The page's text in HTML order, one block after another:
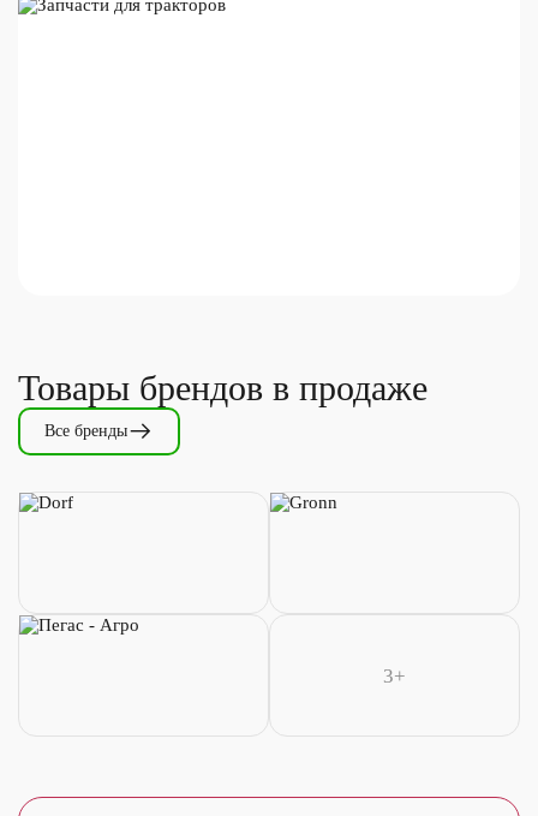
Товары брендов в продаже
Все бренды
3+